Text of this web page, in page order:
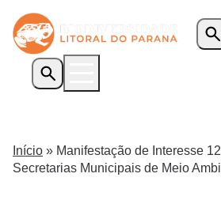
Iniciativas Apoiadas
Início » Manifestação de Interesse
Secretarias Municipais de Meio